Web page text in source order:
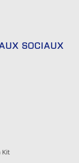
SOCIAUX
Kit